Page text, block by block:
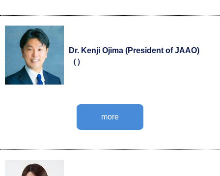
Dr. Kenji Ojima (President of JAAO)
（）
more